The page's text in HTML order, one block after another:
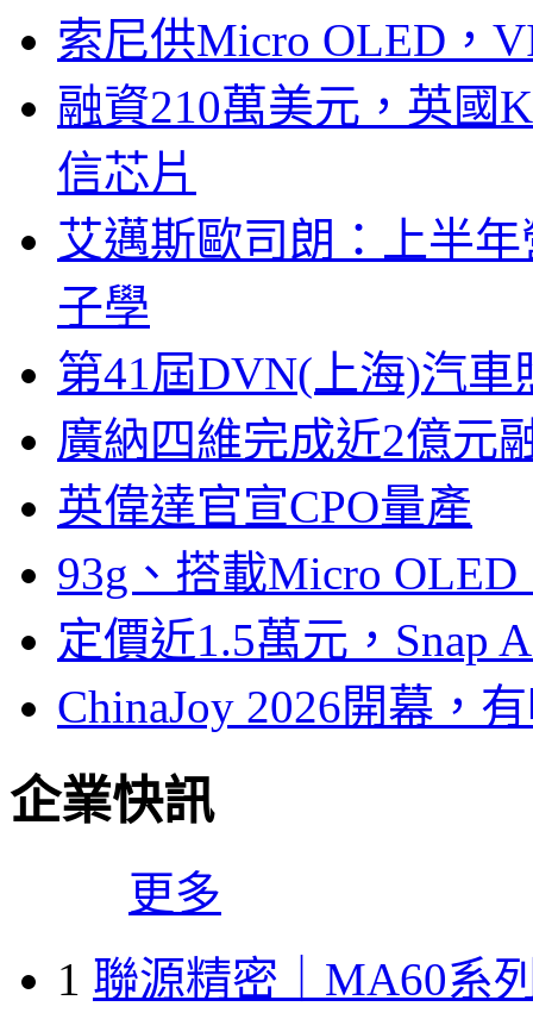
索尼供Micro OLED，
融資210萬美元，英國
信芯片
艾邁斯歐司朗：上半
子學
第41屆DVN(上海)汽
廣納四維完成近2億元
英偉達官宣CPO量產
93g、搭載Micro
定價近1.5萬元，Snap
ChinaJoy 2026開幕，
企業快訊
更多
1 聯源精密｜MA60系